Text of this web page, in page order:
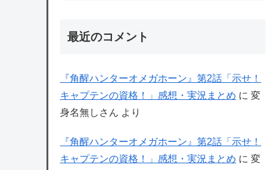
最近のコメント
『角醒ハンターオメガホーン』第2話「示せ！
キャプテンの資格！」感想・実況まとめ に 変
身名無しさん より
『角醒ハンターオメガホーン』第2話「示せ！
キャプテンの資格！」感想・実況まとめ に 変